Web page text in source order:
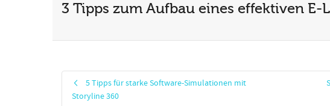
3 Tipps zum Aufbau eines effektiven E-
5 Tipps für starke Software-Simulationen mit
Storyline 360